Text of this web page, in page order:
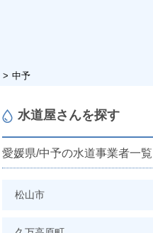
中予
水道屋さんを探す
愛媛県/中予の水道事業者一覧
松山市